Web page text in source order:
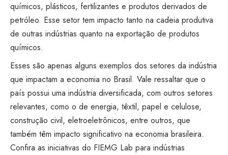
químicos, plásticos, fertilizantes e produtos derivados de
petróleo. Esse setor tem impacto tanto na cadeia produtiva
de outras indústrias quanto na exportação de produtos
químicos.
Esses são apenas alguns exemplos dos setores da indústria
que impactam a economia no Brasil. Vale ressaltar que o
país possui uma indústria diversificada, com outros setores
relevantes, como o de energia, têxtil, papel e celulose,
construção civil, eletroeletrônicos, entre outros, que
também têm impacto significativo na economia brasileira.
Confira as iniciativas do FIEMG Lab para indústrias